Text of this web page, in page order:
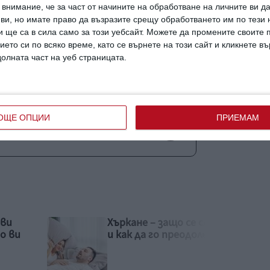
че за част от начините на обработване на личните ви
ви, но имате право да възразите срещу обработването им по тези
ще са в сила само за този уебсайт. Можете да промените своите
си по всяко време, като се върнете на този сайт и кликнете
част на уеб страницата.
ОПЦИИ ПРИЕМАМ
проспериратпричиниотговори
от грешките си, а се учат
Детето не иска в
количката. Защо